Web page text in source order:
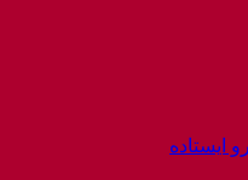
ایستاده